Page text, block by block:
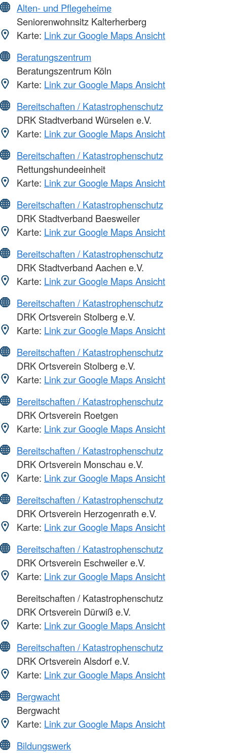
Alten- und Pflegeheime
Seniorenwohnsitz Kalterherberg
Karte: Link zur Google Maps Ansicht
Beratungszentrum
Beratungszentrum Köln
Karte: Link zur Google Maps Ansicht
Bereitschaften / Katastrophenschutz
DRK Stadtverband Würselen e.V.
Karte: Link zur Google Maps Ansicht
Bereitschaften / Katastrophenschutz
Rettungshundeeinheit
Karte: Link zur Google Maps Ansicht
Bereitschaften / Katastrophenschutz
DRK Stadtverband Baesweiler
Karte: Link zur Google Maps Ansicht
Bereitschaften / Katastrophenschutz
DRK Stadtverband Aachen e.V.
Karte: Link zur Google Maps Ansicht
Bereitschaften / Katastrophenschutz
DRK Ortsverein Stolberg e.V.
Karte: Link zur Google Maps Ansicht
Bereitschaften / Katastrophenschutz
DRK Ortsverein Stolberg e.V.
Karte: Link zur Google Maps Ansicht
Bereitschaften / Katastrophenschutz
DRK Ortsverein Roetgen
Karte: Link zur Google Maps Ansicht
Bereitschaften / Katastrophenschutz
DRK Ortsverein Monschau e.V.
Karte: Link zur Google Maps Ansicht
Bereitschaften / Katastrophenschutz
DRK Ortsverein Herzogenrath e.V.
Karte: Link zur Google Maps Ansicht
Bereitschaften / Katastrophenschutz
DRK Ortsverein Eschweiler e.V.
Karte: Link zur Google Maps Ansicht
Bereitschaften / Katastrophenschutz
DRK Ortsverein Dürwiß e.V.
Karte: Link zur Google Maps Ansicht
Bereitschaften / Katastrophenschutz
DRK Ortsverein Alsdorf e.V.
Karte: Link zur Google Maps Ansicht
Bergwacht
Bergwacht
Karte: Link zur Google Maps Ansicht
Bildungswerk